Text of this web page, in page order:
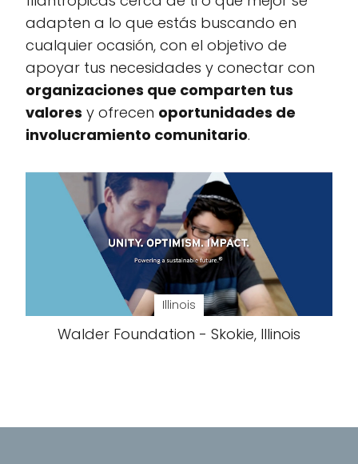
adapten a lo que estás buscando en
cualquier ocasión, con el objetivo de
apoyar tus necesidades y conectar con
organizaciones que comparten tus
valores y ofrecen oportunidades de
involucramiento comunitario.
Illinois
Walder Foundation - Skokie, Illinois